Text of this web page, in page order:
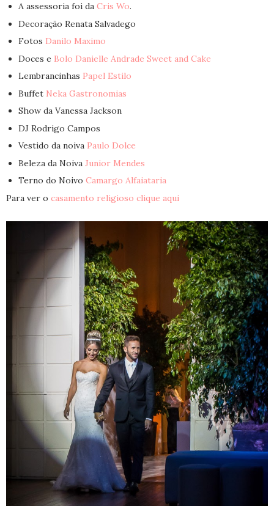
A assessoria foi da Cris Wo.
Decoração Renata Salvadego
Fotos Danilo Maximo
Doces e Bolo Danielle Andrade Sweet and Cake
Lembrancinhas Papel Estilo
Buffet Neka Gastronomias
Show da Vanessa Jackson
DJ Rodrigo Campos
Vestido da noiva Paulo Dolce
Beleza da Noiva Junior Mendes
Terno do Noivo Camargo Alfaiataria
Para ver o casamento religioso clique aqui